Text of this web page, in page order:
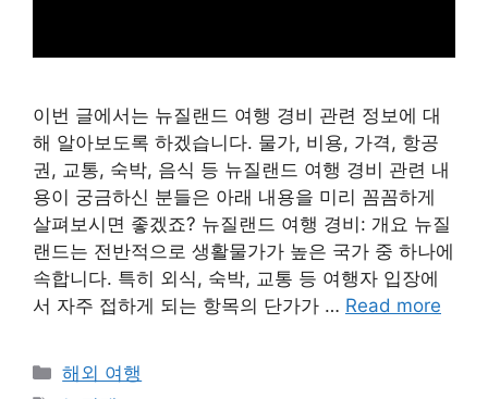
이번 글에서는 뉴질랜드 여행 경비 관련 정보에 대
해 알아보도록 하겠습니다. 물가, 비용, 가격, 항공
권, 교통, 숙박, 음식 등 뉴질랜드 여행 경비 관련 내
용이 궁금하신 분들은 아래 내용을 미리 꼼꼼하게
살펴보시면 좋겠죠? 뉴질랜드 여행 경비: 개요 뉴질
랜드는 전반적으로 생활물가가 높은 국가 중 하나에
속합니다. 특히 외식, 숙박, 교통 등 여행자 입장에
서 자주 접하게 되는 항목의 단가가 … Read more
Categories
해외 여행